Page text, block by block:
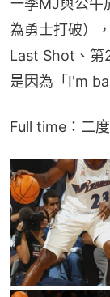
一季MJ與公牛
為勇士打破）
Last Shot、第
是因為「I'm
Full time：二